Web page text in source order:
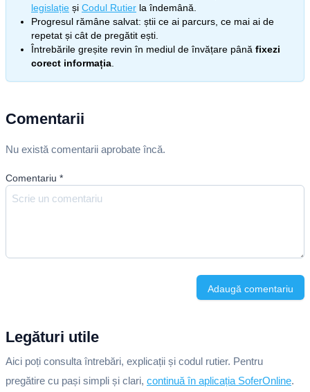
legislație și Codul Rutier la îndemână.
Progresul rămâne salvat: știi ce ai parcurs, ce mai ai de
repetat și cât de pregătit ești.
Întrebările greșite revin în mediul de învățare până fixezi
corect informația
Comentarii
Nu există comentarii aprobate încă.
Comentariu *
Adaugă comentariu
Legături utile
Aici poți consulta întrebări, explicații și codul rutier. Pentru
pregătire cu pași simpli și clari, continuă în aplicația SoferOnline.